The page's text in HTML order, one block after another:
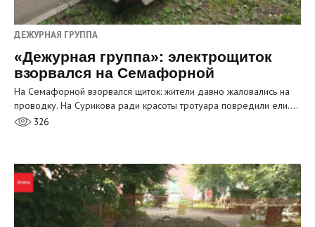
ДЕЖУРНАЯ ГРУППА
«Дежурная группа»: электрощиток
взорвался на Семафорной
На Семафорной взорвался щиток: жители давно жаловались на
проводку. На Сурикова ради красоты тротуара повредили ели.…
326